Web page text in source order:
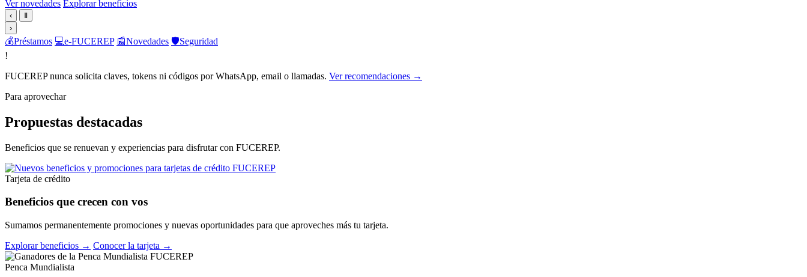
Ver novedades Explorar beneficios
‹
Ⅱ
›
💰Préstamos 💻e-FUCEREP 📰Novedades 🛡️Seguridad
!
FUCEREP nunca solicita claves, tokens ni códigos por WhatsApp, email o llamadas. Ver recomendaciones →
Para aprovechar
Propuestas destacadas
Beneficios que se renuevan y experiencias para disfrutar con FUCEREP.
Tarjeta de crédito
Beneficios que crecen con vos
Sumamos permanentemente promociones y nuevas oportunidades para que aproveches más tu tarjeta.
Explorar beneficios → Conocer la tarjeta →
Penca Mundialista